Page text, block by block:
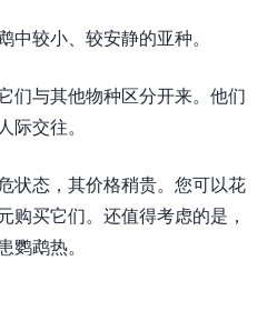
较小、较安静的亚种。
们与其他物种区分开来。他们
交往。
状态，其价格稍贵。您可以花
购买它们。还值得考虑的是，
鹉热。